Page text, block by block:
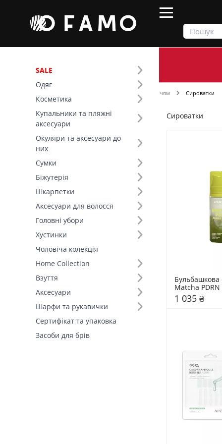
SALE
Одяг
Косметика
Купальники та пляжні
аксесуари
Окуляри та аксесуари до
них
Сумки
Біжутерія
Шкарпетки
Аксесуари для волосся
Головні убори
Хустинки
Чоловіча колекція
Home Collection
Взуття
Аксесуари
Шарфи та рукавички
Сертифікат та упаковка
Засоби для брів
Догляд за обличчям Сироватки
Фільтр
Ціна
SALE
Бренд (31)
Тип шкіри (8)
Діюча речовина (18)
Сироватки
Бульбашкова
Matcha
Lalarecipe 95
1 035 ₴